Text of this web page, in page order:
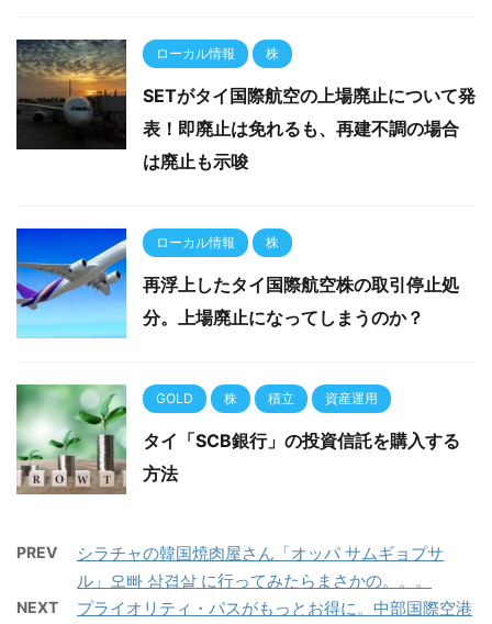
ローカル情報 株
SETがタイ国際航空の上場廃止について発
表！即廃止は免れるも、再建不調の場合
は廃止も示唆
ローカル情報 株
再浮上したタイ国際航空株の取引停止処
分。上場廃止になってしまうのか？
GOLD 株 積立 資産運用
タイ「SCB銀行」の投資信託を購入する
方法
PREV
シラチャの韓国焼肉屋さん「オッパ サムギョプサ
ル」오빠 삼겹살 に行ってみたらまさかの。。。
NEXT
プライオリティ・パスがもっとお得に。中部国際空港